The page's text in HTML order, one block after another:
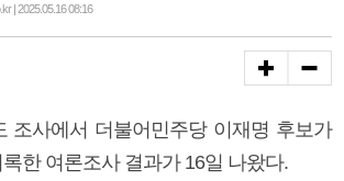
| 2025.05.16 08:16
조사에서 더불어민주당 이재명 후보가
한 여론조사 결과가 16일 나왔다.